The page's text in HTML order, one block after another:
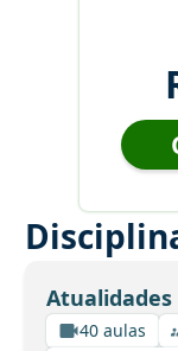
Atualidades
40 aulas